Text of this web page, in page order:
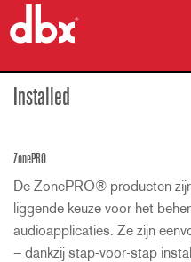
producten
training
ondersteuning
Installed
ZonePRO
De ZonePRO® producten
liggende keuze voor het
audioapplicaties. Ze zijn
– dankzij stap-voor-stap